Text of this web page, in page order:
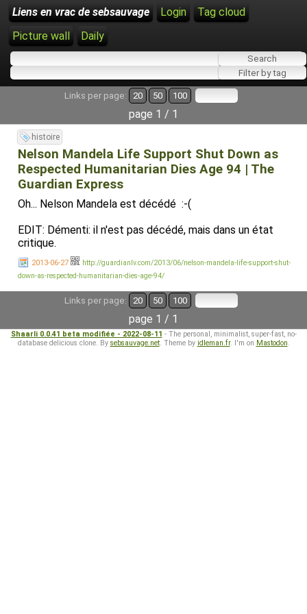
Liens en vrac de sebsauvage Login
Tag cloud
Picture wall
Daily
Links per page: 20 50 100
page 1 / 1
histoire
Nelson Mandela Life Support Shut Down as
Respected Humanitarian Dies Age 94 | The
Guardian Express
Oh... Nelson Mandela est décédé :-(
EDIT: Démenti: il n'est pas décédé, mais dans un état
critique.
2013-06-27
http://guardianlv.com/2013/06/nelson-mandela-life-support-shut-
down-as-respected-humanitarian-dies-age-94/
Links per page: 20 50 100
page 1 / 1
Shaarli 0.0.41 beta modifiée - 2022-08-11 - The personal, minimalist, super-fast, no-
database delicious clone. By sebsauvage.net. Theme by idleman.fr. I'm on Mastodon.